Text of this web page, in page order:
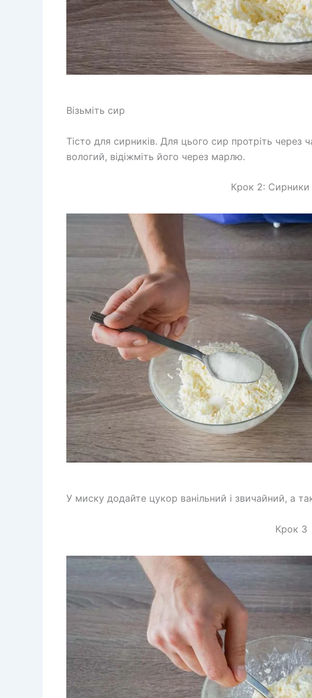
Візьміть сир
Тісто для сирників. Для цього сир протріть
вологий, відіжміть його через марлю.
Крок 2: Сирники
У миску додайте цукор ванільний і звичайний, а
Крок 3